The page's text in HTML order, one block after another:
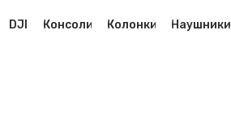
Консоли Колонки Наушники
DJI